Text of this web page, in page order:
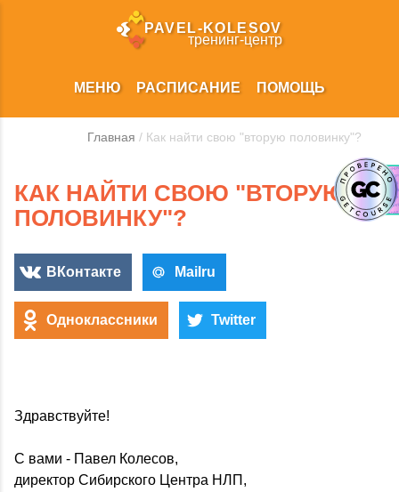
PAVEL‑KOLESOV
тренинг‑центр
МЕНЮ РАСПИСАНИЕ ПОМОЩЬ
Главная / Как найти свою "вторую половинку"?
КАК НАЙТИ СВОЮ "ВТОРУЮ
ПОЛОВИНКУ"?
ВКонтакте Mailru
Одноклассники Twitter
Здравствуйте!
С вами - Павел Колесов,
директор Сибирского Центра НЛП,